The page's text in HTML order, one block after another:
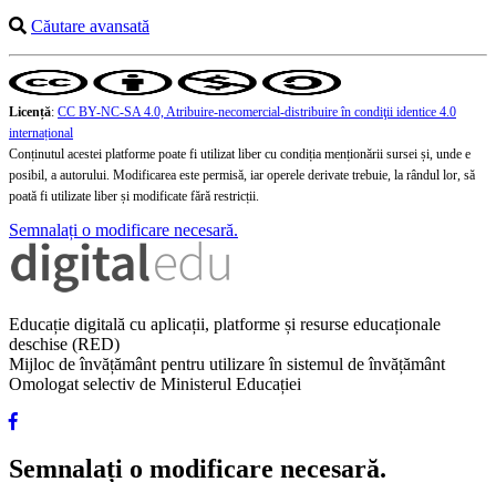
Căutare avansată
Licență: CC BY-NC-SA 4.0, Atribuire-necomercial-distribuire în condiţii identice 4.0
internațional
Conținutul acestei platforme poate fi utilizat liber cu condiția menționării sursei și, unde e
posibil, a autorului. Modificarea este permisă, iar operele derivate trebuie, la rândul lor, să
poată fi utilizate liber și modificate fără restricții.
Semnalați o modificare necesară.
Educație digitală cu aplicații, platforme și resurse educaționale
deschise (RED)
Mijloc de învățământ pentru utilizare în sistemul de învățământ
Omologat selectiv de Ministerul Educației
Semnalați o modificare necesară.